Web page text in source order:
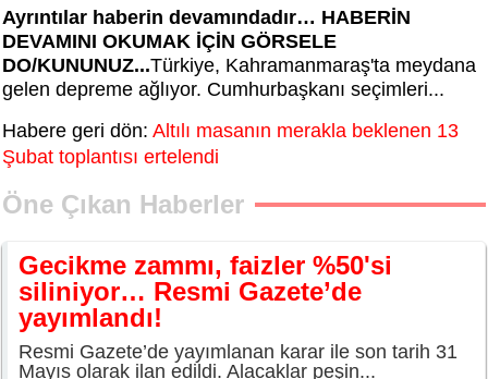
Ayrıntılar haberin devamındadır… HABERİN
DEVAMINI OKUMAK İÇİN GÖRSELE
DO/KUNUNUZ...Türkiye, Kahramanmaraş'ta meydana
gelen depreme ağlıyor. Cumhurbaşkanı seçimleri...
Habere geri dön: Altılı masanın merakla beklenen 13
Şubat toplantısı ertelendi
Öne Çıkan Haberler
Gecikme zammı, faizler %50'si
siliniyor… Resmi Gazete’de
yayımlandı!
Resmi Gazete’de yayımlanan karar ile son tarih 31
Mayıs olarak ilan edildi. Alacaklar peşin...